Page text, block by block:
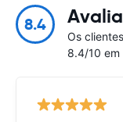
8.4
Os
8.4/10